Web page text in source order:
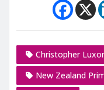
Christopher
New Zealand